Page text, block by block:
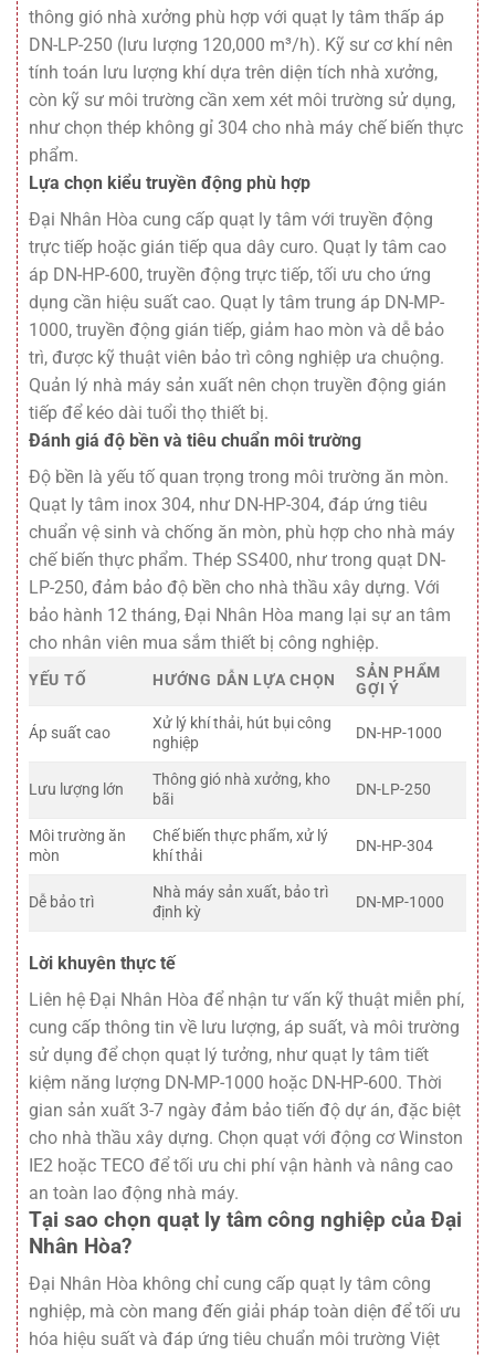
thông gió nhà xưởng phù hợp với quạt ly tâm thấp áp
DN-LP-250 (lưu lượng 120,000 m³/h). Kỹ sư cơ khí nên
tính toán lưu lượng khí dựa trên diện tích nhà xưởng,
còn kỹ sư môi trường cần xem xét môi trường sử dụng,
như chọn thép không gỉ 304 cho nhà máy chế biến thực
phẩm.
Lựa chọn kiểu truyền động phù hợp
Đại Nhân Hòa cung cấp quạt ly tâm với truyền động
trực tiếp hoặc gián tiếp qua dây curo. Quạt ly tâm cao
áp DN-HP-600, truyền động trực tiếp, tối ưu cho ứng
dụng cần hiệu suất cao. Quạt ly tâm trung áp DN-MP-
1000, truyền động gián tiếp, giảm hao mòn và dễ bảo
trì, được kỹ thuật viên bảo trì công nghiệp ưa chuộng.
Quản lý nhà máy sản xuất nên chọn truyền động gián
tiếp để kéo dài tuổi thọ thiết bị.
Đánh giá độ bền và tiêu chuẩn môi trường
Độ bền là yếu tố quan trọng trong môi trường ăn mòn.
Quạt ly tâm inox 304, như DN-HP-304, đáp ứng tiêu
chuẩn vệ sinh và chống ăn mòn, phù hợp cho nhà máy
chế biến thực phẩm. Thép SS400, như trong quạt DN-
LP-250, đảm bảo độ bền cho nhà thầu xây dựng. Với
bảo hành 12 tháng, Đại Nhân Hòa mang lại sự an tâm
cho nhân viên mua sắm thiết bị công nghiệp.
YẾU TỐ HƯỚNG DẪN LỰA CHỌN
SẢN PHẨM
GỢI Ý
Áp suất cao
Xử lý khí thải, hút bụi công
nghiệp
DN-HP-1000
Lưu lượng lớn
Thông gió nhà xưởng, kho
bãi
DN-LP-250
Môi trường ăn
mòn
Chế biến thực phẩm, xử lý
khí thải
DN-HP-304
Dễ bảo trì
Nhà máy sản xuất, bảo trì
định kỳ
DN-MP-1000
Lời khuyên thực tế
Liên hệ Đại Nhân Hòa để nhận tư vấn kỹ thuật miễn phí,
cung cấp thông tin về lưu lượng, áp suất, và môi trường
sử dụng để chọn quạt lý tưởng, như quạt ly tâm tiết
kiệm năng lượng DN-MP-1000 hoặc DN-HP-600. Thời
gian sản xuất 3-7 ngày đảm bảo tiến độ dự án, đặc biệt
cho nhà thầu xây dựng. Chọn quạt với động cơ Winston
IE2 hoặc TECO để tối ưu chi phí vận hành và nâng cao
an toàn lao động nhà máy.
Tại sao chọn quạt ly tâm công nghiệp của Đại
Nhân Hòa?
Đại Nhân Hòa không chỉ cung cấp quạt ly tâm công
nghiệp, mà còn mang đến giải pháp toàn diện để tối ưu
hóa hiệu suất và đáp ứng tiêu chuẩn môi trường Việt